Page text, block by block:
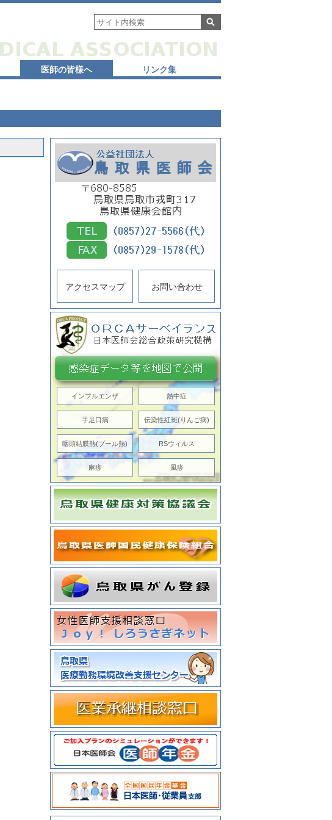
医師の皆様へ リンク集
アクセスマップ お問い合わせ
インフルエンザ 熱中症
手足口病 伝染性紅斑(りんご病)
咽頭結膜熱(プール熱) RSウィルス
麻疹 風疹